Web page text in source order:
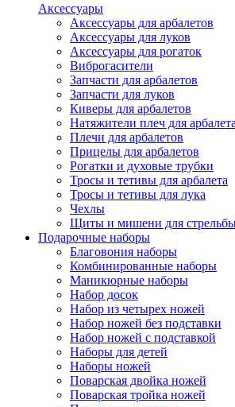
Аксессуары
Аксессуары для арбалетов
Аксессуары для луков
Аксессуары для рогаток
Виброгасители
Запчасти для арбалетов
Запчасти для луков
Киверы для арбалетов
Натяжители плеч для арбалета
Плечи для арбалетов
Прицелы для арбалетов
Рогатки и духовые трубки
Тросы и тетивы для арбалета
Тросы и тетивы для лука
Чехлы
Щиты и мишени для
Подарочные наборы
Благовония наборы
Комбинированные наборы
Маникюрные наборы
Набор досок
Набор из четырех ножей
Набор ножей без подставки
Набор ножей с подставкой
Наборы для детей
Наборы ножей
Поварская двойка ножей
Поварская тройка ножей